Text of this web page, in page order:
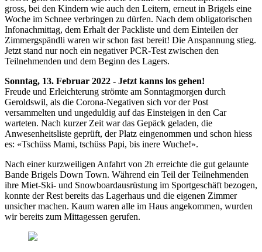
gross, bei den Kindern wie auch den Leitern, erneut in Brigels eine
Woche im Schnee verbringen zu dürfen. Nach dem obligatorischen
Infonachmittag, dem Erhalt der Packliste und dem Einteilen der
Zimmergspändli waren wir schon fast bereit! Die Anspannung stieg.
Jetzt stand nur noch ein negativer PCR-Test zwischen den
Teilnehmenden und dem Beginn des Lagers.
Sonntag, 13. Februar 2022 - Jetzt kanns los gehen!
Freude und Erleichterung strömte am Sonntagmorgen durch
Geroldswil, als die Corona-Negativen sich vor der Post
versammelten und ungeduldig auf das Einsteigen in den Car
warteten. Nach kurzer Zeit war das Gepäck geladen, die
Anwesenheitsliste geprüft, der Platz eingenommen und schon hiess
es: «Tschüss Mami, tschüss Papi, bis inere Wuche!».
Nach einer kurzweiligen Anfahrt von 2h erreichte die gut gelaunte
Bande Brigels Down Town. Während ein Teil der Teilnehmenden
ihre Miet-Ski- und Snowboardausrüstung im Sportgeschäft bezogen,
konnte der Rest bereits das Lagerhaus und die eigenen Zimmer
unsicher machen. Kaum waren alle im Haus angekommen, wurden
wir bereits zum Mittagessen gerufen.